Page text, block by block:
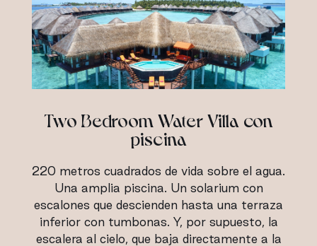
Two Bedroom Water Villa con
piscina
220 metros cuadrados de vida sobre el agua.
Una amplia piscina. Un solarium con
escalones que descienden hasta una terraza
inferior con tumbonas. Y, por supuesto, la
escalera al cielo, que baja directamente a la